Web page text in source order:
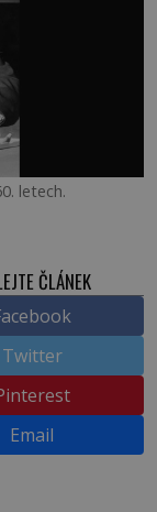
letech.
ČLÁNEK
Twitter
Email